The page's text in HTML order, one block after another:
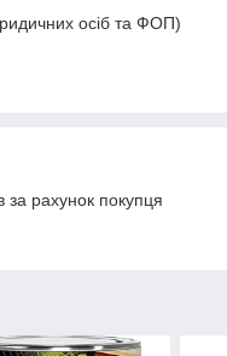
осіб та ФОП)
рахунок покупця